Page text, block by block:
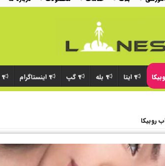
ایتا بله گپ اینستاگرام
روبیکا